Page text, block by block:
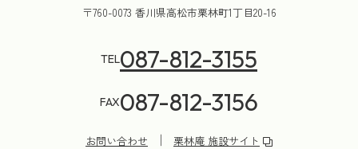
〒760-0073 香川県高松市栗林町1丁目20-16
TEL087-812-3155
FAX087-812-3156
お問い合わせ 栗林庵 施設サイト